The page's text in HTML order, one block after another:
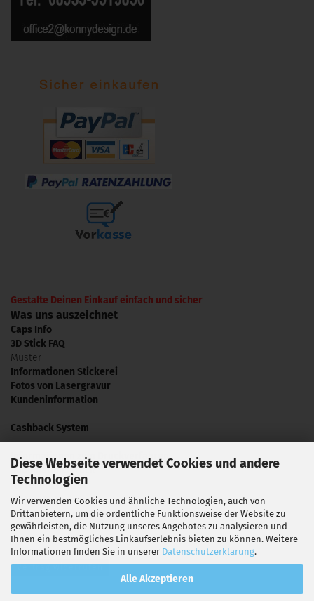
Diese Webseite verwendet Cookies und andere
Technologien
Wir verwenden Cookies und ähnliche Technologien, auch von
Drittanbietern, um die ordentliche Funktionsweise der Website zu
gewährleisten, die Nutzung unseres Angebotes zu analysieren und
Ihnen ein bestmögliches Einkaufserlebnis bieten zu können. Weitere
Informationen finden Sie in unserer Datenschutzerklärung.
Alle Akzeptieren
Gestalte Deinen Einkauf einfach und sicher
Was uns auszeichnet
Caps Info
3D Stick FAQ
Muster
Informationen Stickerei
Fotos von Lasergravur
Kundeninformation
Cashback System
Informationen zum Druckverfahren
Sublimationsdruck
Referenzbilder
Video Tutorials
Presse
Vertrag widerrufen